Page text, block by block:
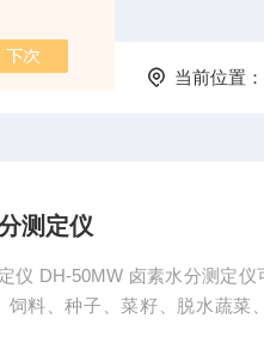
当前位置：
测定仪
仪 DH-50MW 卤素水分测定
饲料、种子、菜籽、脱水蔬菜